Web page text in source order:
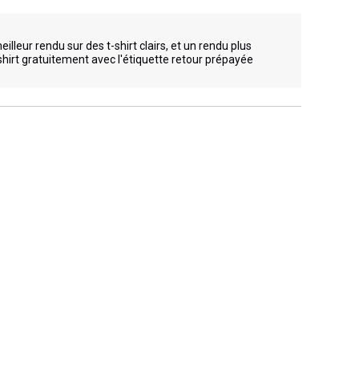
rendu sur des t-shirt clairs, et un rendu plus
gratuitement avec l'étiquette retour prépayée